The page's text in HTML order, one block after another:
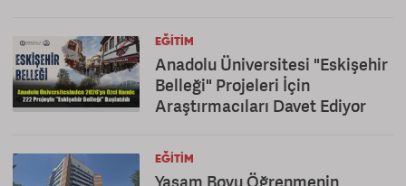
EĞITIM
Anadolu Üniversitesi "Eskişehir
Belleği" Projeleri İçin
Araştırmacıları Davet Ediyor
EĞITIM
Yaşam Boyu Öğrenmenin